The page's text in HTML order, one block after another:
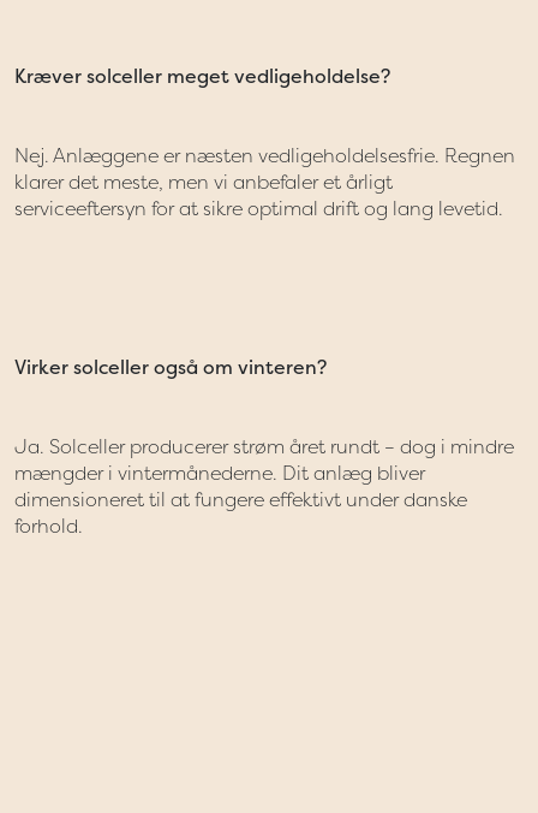
Kræver solceller meget vedligeholdelse?
Nej. Anlæggene er næsten vedligeholdelsesfrie. Regnen
klarer det meste, men vi anbefaler et årligt
serviceeftersyn for at sikre optimal drift og lang levetid.
Virker solceller også om vinteren?
Ja. Solceller producerer strøm året rundt – dog i mindre
mængder i vintermånederne. Dit anlæg bliver
dimensioneret til at fungere effektivt under danske
forhold.